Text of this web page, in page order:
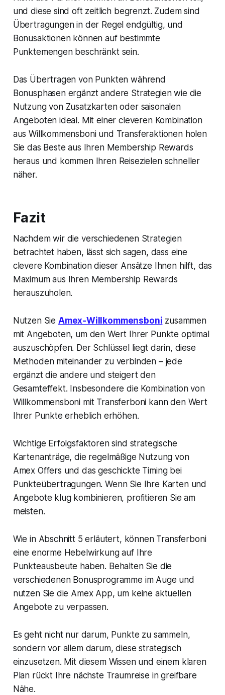
und diese sind oft zeitlich begrenzt. Zudem sind
Übertragungen in der Regel endgültig, und
Bonusaktionen können auf bestimmte
Punktemengen beschränkt sein.
Das Übertragen von Punkten während
Bonusphasen ergänzt andere Strategien wie die
Nutzung von Zusatzkarten oder saisonalen
Angeboten ideal. Mit einer cleveren Kombination
aus Willkommensboni und Transferaktionen holen
Sie das Beste aus Ihren Membership Rewards
heraus und kommen Ihren Reisezielen schneller
näher.
Fazit
Nachdem wir die verschiedenen Strategien
betrachtet haben, lässt sich sagen, dass eine
clevere Kombination dieser Ansätze Ihnen hilft, das
Maximum aus Ihren Membership Rewards
herauszuholen.
Nutzen Sie Amex-Willkommensboni zusammen
mit Angeboten, um den Wert Ihrer Punkte optimal
auszuschöpfen. Der Schlüssel liegt darin, diese
Methoden miteinander zu verbinden – jede
ergänzt die andere und steigert den
Gesamteffekt. Insbesondere die Kombination von
Willkommensboni mit Transferboni kann den Wert
Ihrer Punkte erheblich erhöhen.
Wichtige Erfolgsfaktoren sind strategische
Kartenanträge, die regelmäßige Nutzung von
Amex Offers und das geschickte Timing bei
Punkteübertragungen. Wenn Sie Ihre Karten und
Angebote klug kombinieren, profitieren Sie am
meisten.
Wie in Abschnitt 5 erläutert, können Transferboni
eine enorme Hebelwirkung auf Ihre
Punkteausbeute haben. Behalten Sie die
verschiedenen Bonusprogramme im Auge und
nutzen Sie die Amex App, um keine aktuellen
Angebote zu verpassen.
Es geht nicht nur darum, Punkte zu sammeln,
sondern vor allem darum, diese strategisch
einzusetzen. Mit diesem Wissen und einem klaren
Plan rückt Ihre nächste Traumreise in greifbare
Nähe.